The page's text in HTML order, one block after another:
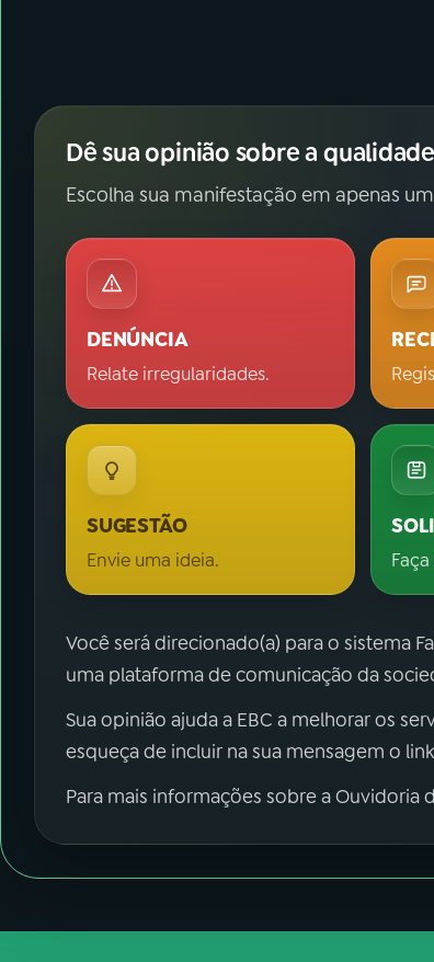
Dê sua opinião sobre a
Escolha sua manifestação em apenas
DENÚNCIA
Relate irregularidades.
SUGESTÃO
Envie uma ideia.
Você será direcionado(a) para o sistema
uma plataforma de comunicação da
Sua opinião ajuda a EBC a melhorar os
esqueça de incluir na sua mensagem o
Para mais informações sobre a Ouvidoria